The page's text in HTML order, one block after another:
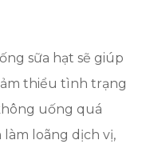
sữa hạt sẽ giúp
thiểu tình trạng
uống quá
loãng dịch vị,